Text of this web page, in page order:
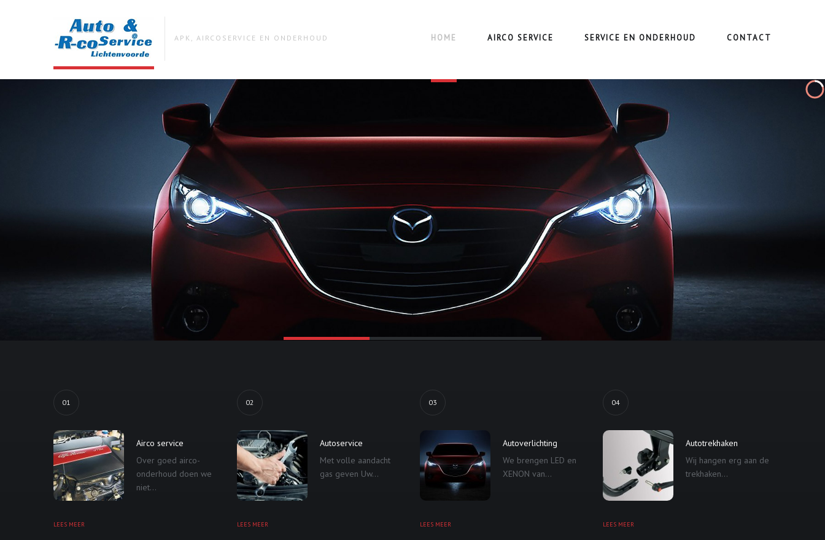
APK, AIRCOSERVICE EN ONDERHOUD HOME AIRCO SERVICE SERVICE EN ONDERHOUD CONTACT
01
Airco service
Over goed airco-
onderhoud doen we
niet...
LEES MEER
02
Autoservice
Met volle aandacht
gas geven Uw...
LEES MEER
03
Autoverlichting
We brengen LED en
XENON van...
LEES MEER
04
Autotrekhaken
Wij hangen erg aan de
trekhaken...
LEES MEER